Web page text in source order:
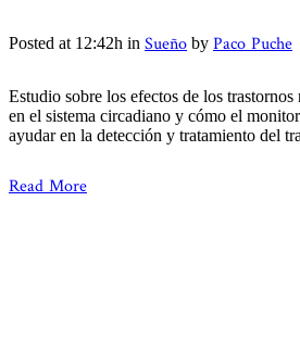
Posted at 12:42h in Sueño by Paco Puche
Estudio sobre los efectos de los
en el sistema circadiano y cómo el
ayudar en la detección y tratamiento del
Read More